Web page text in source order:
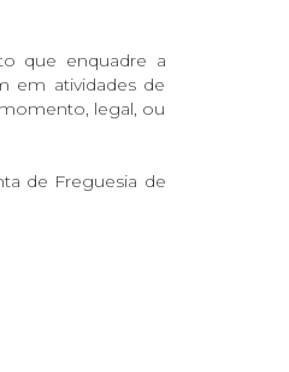
que enquadre a
em atividades de
legal, ou
de Freguesia de